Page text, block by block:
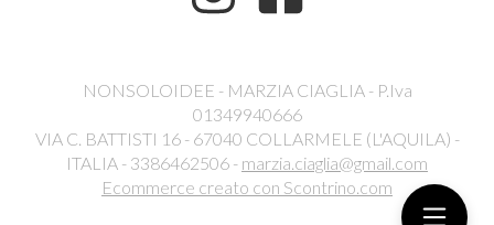
NONSOLOIDEE - MARZIA CIAGLIA - P.Iva
01349940666
VIA C. BATTISTI 16 - 67040 COLLARMELE (L'AQUILA) -
ITALIA - 3386462506 - marzia.ciaglia@gmail.com
Ecommerce creato con Scontrino.com